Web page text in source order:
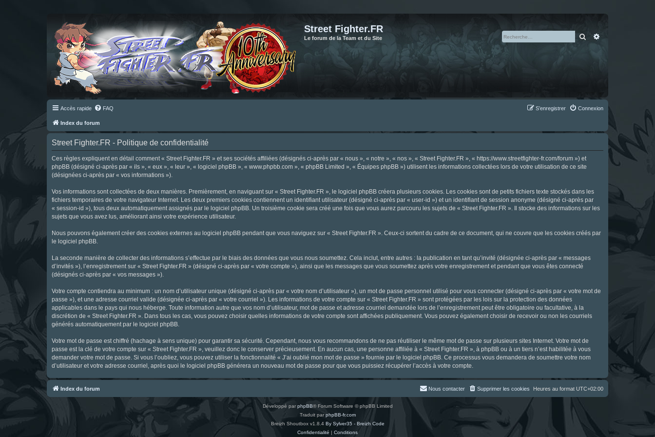
Street Fighter.FR
Le forum de la Team et du Site Rechercher
Accès rapide FAQ Connexion
S’enregistrer
Index du forum
Street Fighter.FR - Politique de confidentialité
Ces règles expliquent en détail comment « Street Fighter.FR » et ses sociétés affiliées (désignés ci-après par « nous », « notre », « nos », « Street Fighter.FR », « https://www.streetfighter-fr.com/forum ») et
phpBB (désigné ci-après par « ils », « eux », « leur », « logiciel phpBB », « www.phpbb.com », « phpBB Limited », « Équipes phpBB ») utilisent les informations collectées lors de votre utilisation de ce site
(désignées ci-après par « vos informations »).
Vos informations sont collectées de deux manières. Premièrement, en naviguant sur « Street Fighter.FR », le logiciel phpBB créera plusieurs cookies. Les cookies sont de petits fichiers texte stockés dans les
fichiers temporaires de votre navigateur Internet. Les deux premiers cookies contiennent un identifiant utilisateur (désigné ci-après par « user-id ») et un identifiant de session anonyme (désigné ci-après par
« session-id »), tous deux automatiquement assignés par le logiciel phpBB. Un troisième cookie sera créé une fois que vous aurez parcouru les sujets de « Street Fighter.FR ». Il stocke des informations sur les
sujets que vous avez lus, améliorant ainsi votre expérience utilisateur.
Nous pouvons également créer des cookies externes au logiciel phpBB pendant que vous naviguez sur « Street Fighter.FR ». Ceux-ci sortent du cadre de ce document, qui ne couvre que les cookies créés par
le logiciel phpBB.
La seconde manière de collecter des informations s’effectue par le biais des données que vous nous soumettez. Cela inclut, entre autres : la publication en tant qu’invité (désignée ci-après par « messages
d’invités »), l’enregistrement sur « Street Fighter.FR » (désigné ci-après par « votre compte »), ainsi que les messages que vous soumettez après votre enregistrement et pendant que vous êtes connecté
(désignés ci-après par « vos messages »).
Votre compte contiendra au minimum : un nom d’utilisateur unique (désigné ci-après par « votre nom d’utilisateur »), un mot de passe personnel utilisé pour vous connecter (désigné ci-après par « votre mot de
passe »), et une adresse courriel valide (désignée ci-après par « votre courriel »). Les informations de votre compte sur « Street Fighter.FR » sont protégées par les lois sur la protection des données
applicables dans le pays qui nous héberge. Toute information autre que vos nom d’utilisateur, mot de passe et adresse courriel demandée lors de l’enregistrement peut être obligatoire ou facultative, à la
discrétion de « Street Fighter.FR ». Dans tous les cas, vous pouvez choisir quelles informations de votre compte sont affichées publiquement. Vous pouvez également choisir de recevoir ou non les courriels
générés automatiquement par le logiciel phpBB.
Votre mot de passe est chiffré (hachage à sens unique) pour garantir sa sécurité. Cependant, nous vous recommandons de ne pas réutiliser le même mot de passe sur plusieurs sites Internet. Votre mot de
passe est la clé de votre compte sur « Street Fighter.FR », veuillez donc le conserver précieusement. En aucun cas, une personne affiliée à « Street Fighter.FR », à phpBB ou à un tiers n’est habilitée à vous
demander votre mot de passe. Si vous l’oubliez, vous pouvez utiliser la fonctionnalité « J’ai oublié mon mot de passe » fournie par le logiciel phpBB. Ce processus vous demandera de soumettre votre nom
d’utilisateur et votre adresse courriel, après quoi le logiciel phpBB générera un nouveau mot de passe pour que vous puissiez récupérer l’accès à votre compte.
Index du forum Heures au format UTC+02:00
Supprimer les cookies
Nous contacter
Développé parphpBB® Forum Software © phpBB Limited
Traduit parphpBB-fr.com
Breizh Shoutbox v1.8.4 By Sylver35 - Breizh Code
Confidentialité | Conditions